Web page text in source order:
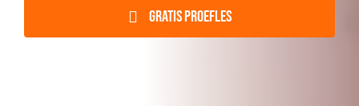
GRATIS proefles